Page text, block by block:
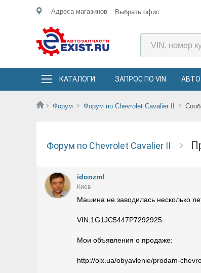
Адреса магазинов Выбрать офис
КАТАЛОГИ ЗАПРОС ПО VIN
Форум Форум по Chevrolet Cavalier II
Форум по Chevrolet Cavalier II
idonzml
Киев
Машина не заводилась несколько
VIN:1G1JC5447P7292925
Мои объявления о продаже:
http://olx.ua/obyavlenie/prodam-